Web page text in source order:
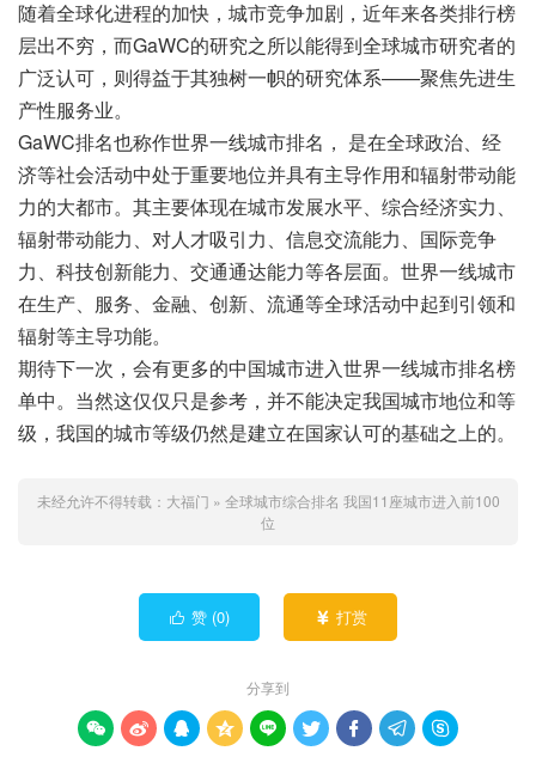
随着全球化进程的加快，城市竞争加剧，近年来各类排行榜
层出不穷，而GaWC的研究之所以能得到全球城市研究者的
广泛认可，则得益于其独树一帜的研究体系——聚焦先进生
产性服务业。
GaWC排名也称作世界一线城市排名， 是在全球政治、经
济等社会活动中处于重要地位并具有主导作用和辐射带动能
力的大都市。其主要体现在城市发展水平、综合经济实力、
辐射带动能力、对人才吸引力、信息交流能力、国际竞争
力、科技创新能力、交通通达能力等各层面。世界一线城市
在生产、服务、金融、创新、流通等全球活动中起到引领和
辐射等主导功能。
期待下一次，会有更多的中国城市进入世界一线城市排名榜
单中。当然这仅仅只是参考，并不能决定我国城市地位和等
级，我国的城市等级仍然是建立在国家认可的基础之上的。
未经允许不得转载： 大福门 » 全球城市综合排名 我国11座城市进入前100
位
 赞 (0)  打赏
分享到
        